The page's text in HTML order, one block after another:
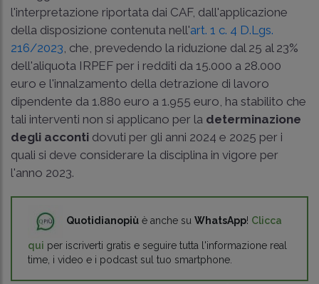
l'interpretazione riportata dai CAF, dall'applicazione
della disposizione contenuta nell'art. 1 c. 4 D.Lgs.
216/2023, che, prevedendo la riduzione dal 25 al 23%
dell'aliquota IRPEF per i redditi da 15.000 a 28.000
euro e l'innalzamento della detrazione di lavoro
dipendente da 1.880 euro a 1.955 euro, ha stabilito che
tali interventi non si applicano per la determinazione
degli acconti dovuti per gli anni 2024 e 2025 per i
quali si deve considerare la disciplina in vigore per
l'anno 2023.
Quotidianopiù è anche su WhatsApp! Clicca
qui per iscriverti gratis e seguire tutta l'informazione real
time, i video e i podcast sul tuo smartphone.